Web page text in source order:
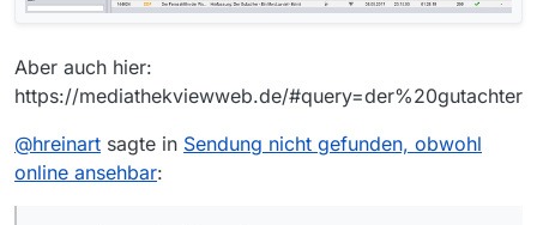
Aber auch hier:
https://mediathekviewweb.de/#query=der%20gutachter
@hreinart sagte in Sendung nicht gefunden, obwohl
online ansehbar: